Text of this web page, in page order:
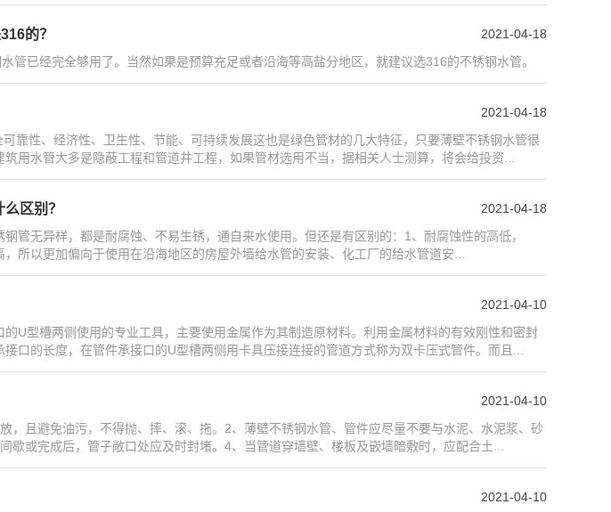
的？
2021-04-18
管已经完全够用了。当然如果是预算充足或者沿海等高盐分地区，就建议选316的不锈钢水管。
2021-04-18
靠性、经济性、卫生性、节能、可持续发展这也是绿色管材的几大特征，只要薄壁不锈钢水管很
用水管大多是隐蔽工程和管道井工程，如果管材选用不当，据相关人士测算，将会给投资...
区别？
2021-04-18
管无异样，都是耐腐蚀、不易生锈，通自来水使用。但还是有区别的：1、耐腐蚀性的高低，
所以更加偏向于使用在沿海地区的房屋外墙给水管的安装、化工厂的给水管道安...
2021-04-10
U型槽两侧使用的专业工具，主要使用金属作为其制造原材料。利用金属材料的有效刚性和密封
口的长度，在管件承接口的U型槽两侧用卡具压接连接的管道方式称为双卡压式管件。而且...
2021-04-10
，且避免油污，不得抛、摔、滚、拖。2、薄壁不锈钢水管、管件应尽量不要与水泥、水泥浆、砂
歇或完成后，管子敞口处应及时封堵。4、当管道穿墙壁、楼板及嵌墙暗敷时，应配合土...
2021-04-10